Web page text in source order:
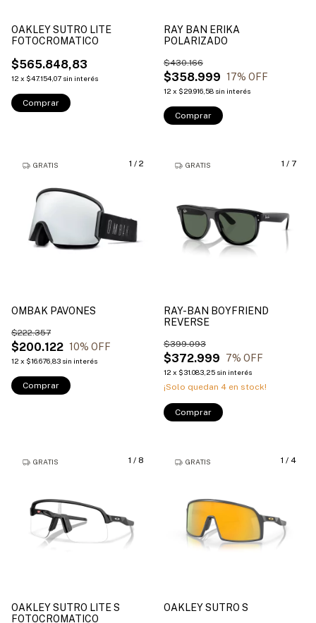
OAKLEY SUTRO LITE
FOTOCROMATICO
$565.848,83
12 x $47.154,07 sin interés
Comprar
RAY BAN ERIKA
POLARIZADO
$358.999
$430.166
17% OFF
12 x $29.916,58 sin interés
Comprar
1 / 2
GRATIS
OMBAK PAVONES
$200.122
$222.357
10% OFF
12 x $16.676,83 sin interés
Comprar
1 / 7
GRATIS
RAY-BAN BOYFRIEND
REVERSE
$372.999
$399.093
7% OFF
12 x $31.083,25 sin interés
¡Solo quedan 4 en stock!
Comprar
1 / 8
GRATIS
OAKLEY SUTRO LITE S
FOTOCROMATICO
1 / 4
GRATIS
OAKLEY SUTRO S